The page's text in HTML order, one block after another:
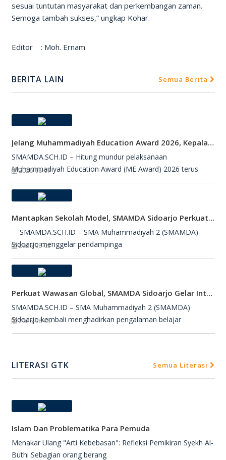
sesuai tuntutan masyarakat dan perkembangan zaman.
Semoga tambah sukses,” ungkap Kohar.
Editor : Moh. Ernam
BERITA LAIN Semua Berita
Jelang Muhammadiyah Education Award 2026, Kepala SMAMDA Sidoarjo Suntik Semangat Kontingen
SMAMDA.SCH.ID – Hitung mundur pelaksanaan
Muhammadiyah Education Award (ME Award) 2026 terus
2026-08-07
Mantapkan Sekolah Model, SMAMDA Sidoarjo Perkuat Pembelajaran Mendalam Dan KKA
SMAMDA.SCH.ID – SMA Muhammadiyah 2 (SMAMDA)
Sidoarjo menggelar pendampinga
2026-08-05
Perkuat Wawasan Global, SMAMDA Sidoarjo Gelar International Talk Show Bersama Mahasiswa Turki
SMAMDA.SCH.ID – SMA Muhammadiyah 2 (SMAMDA)
Sidoarjo kembali menghadirkan pengalaman belajar
2026-08-05
LITERASI GTK Semua Literasi
Islam Dan Problematika Para Pemuda
Menakar Ulang "Arti Kebebasan": Refleksi Pemikiran Syekh Al-
Buthi Sebagian orang berang